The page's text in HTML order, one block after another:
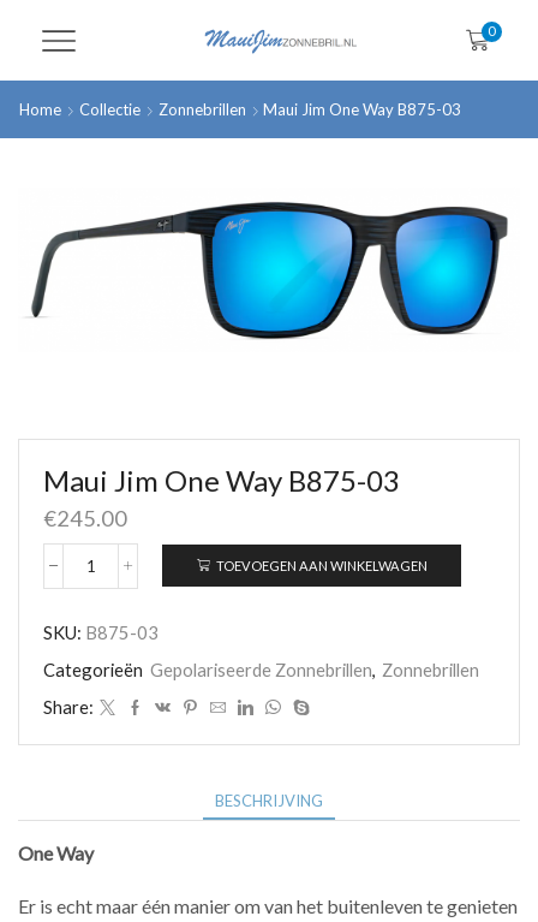
0
Home Collectie Zonnebrillen Maui Jim One Way B875-03
Maui Jim One Way B875-03
€245.00
Maui
Way
B875-
03
aantal
TOEVOEGEN AAN WINKELWAGEN
SKU: B875-03
Categorieën Gepolariseerde Zonnebrillen Zonnebrillen
Share:
BESCHRIJVING
One Way
Er is echt maar één manier om van het buitenleven te genieten